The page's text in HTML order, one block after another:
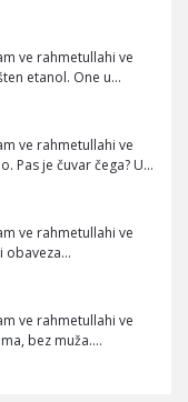
ve rahmetullahi ve
etanol. One u…
ve rahmetullahi ve
Pas je čuvar čega? U…
ve rahmetullahi ve
obaveza…
ve rahmetullahi ve
bez muža.…